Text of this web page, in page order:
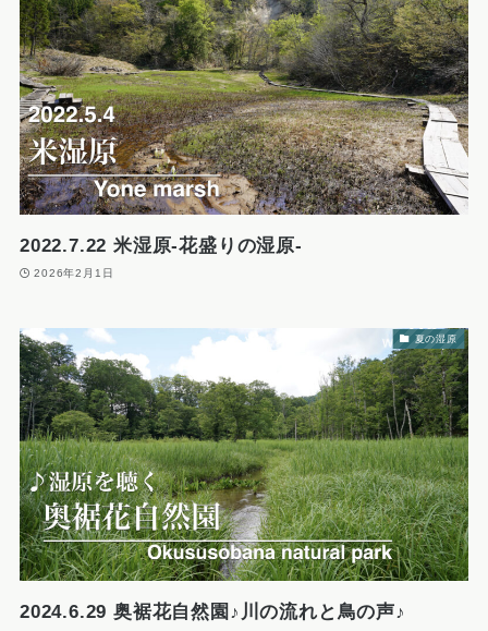
2022.7.22 米湿原-花盛りの湿原-
2026年2月1日
夏の湿原
2024.6.29 奥裾花自然園♪川の流れと鳥の声♪